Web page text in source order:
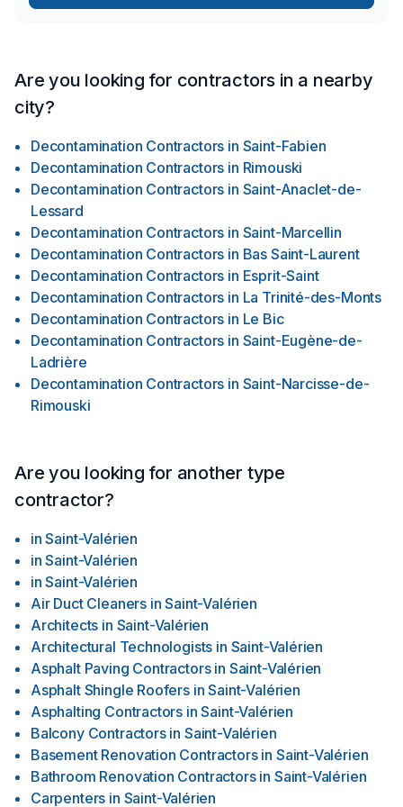
Are you looking for contractors in a nearby
city?
Decontamination Contractors in Saint-Fabien
Decontamination Contractors in Rimouski
Decontamination Contractors in Saint-Anaclet-de-
Lessard
Decontamination Contractors in Saint-Marcellin
Decontamination Contractors in Bas Saint-Laurent
Decontamination Contractors in Esprit-Saint
Decontamination Contractors in La Trinité-des-Monts
Decontamination Contractors in Le Bic
Decontamination Contractors in Saint-Eugène-de-
Ladrière
Decontamination Contractors in Saint-Narcisse-de-
Rimouski
Are you looking for another type
contractor?
in Saint-Valérien
in Saint-Valérien
in Saint-Valérien
Air Duct Cleaners in Saint-Valérien
Architects in Saint-Valérien
Architectural Technologists in Saint-Valérien
Asphalt Paving Contractors in Saint-Valérien
Asphalt Shingle Roofers in Saint-Valérien
Asphalting Contractors in Saint-Valérien
Balcony Contractors in Saint-Valérien
Basement Renovation Contractors in Saint-Valérien
Bathroom Renovation Contractors in Saint-Valérien
Carpenters in Saint-Valérien